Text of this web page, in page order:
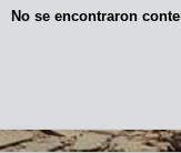
No se encontraron